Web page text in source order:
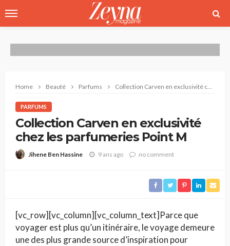
Home Beauté Parfums Collection Carven en exclusivité chez les parfumeries Point M
PARFUMS
Collection Carven en exclusivité
chez les parfumeries Point M
Jihene Ben Hassine 9 ans ago no comment
[vc_row][vc_column][vc_column_text]Parce que
voyager est plus qu’un itinéraire, le voyage demeure
une des plus grande source d’inspiration pour